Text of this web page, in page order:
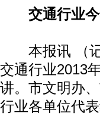
交通行业今
本报讯 （记
交通行业2013
讲。市文明办
行业各单位代